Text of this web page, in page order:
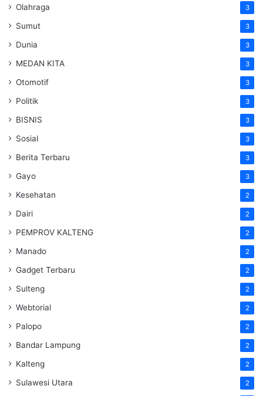
Olahraga 3
Sumut 3
Dunia 3
MEDAN KITA 3
Otomotif 3
Politik 3
BISNIS 3
Sosial 3
Berita Terbaru 3
Gayo 3
Kesehatan 2
Dairi 2
PEMPROV KALTENG 2
Manado 2
Gadget Terbaru 2
Sulteng 2
Webtorial 2
Palopo 2
Bandar Lampung 2
Kalteng 2
Sulawesi Utara 2